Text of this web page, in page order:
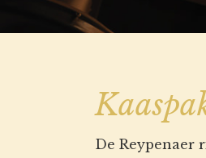
De Reypenaer